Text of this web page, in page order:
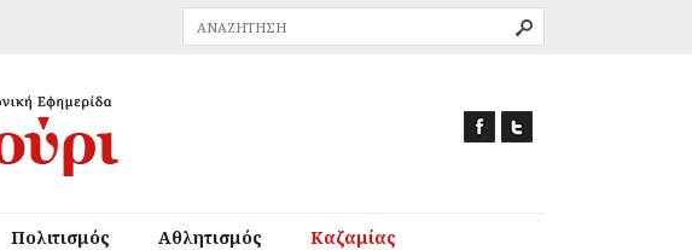
Πολιτισμός Αθλητισμός Καζαμίας